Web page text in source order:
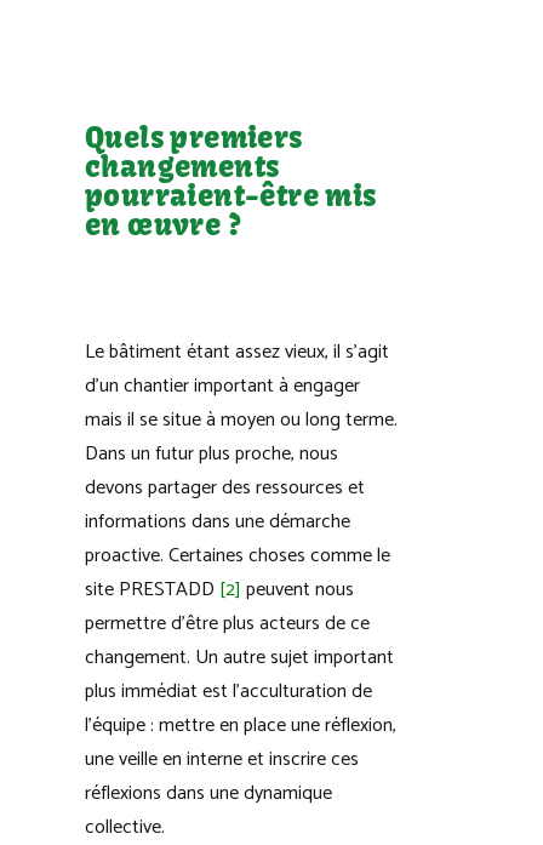
Quels premiers
changements
pourraient-être mis
en œuvre ?
Le bâtiment étant assez vieux, il s’agit
d’un chantier important à engager
mais il se situe à moyen ou long terme.
Dans un futur plus proche, nous
devons partager des ressources et
informations dans une démarche
proactive. Certaines choses comme le
site PRESTADD [2] peuvent nous
permettre d’être plus acteurs de ce
changement. Un autre sujet important
plus immédiat est l’acculturation de
l’équipe : mettre en place une réflexion,
une veille en interne et inscrire ces
réflexions dans une dynamique
collective.